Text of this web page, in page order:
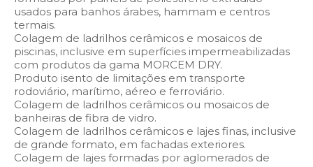
usados para banhos árabes, hammam e centros
termais.
Colagem de ladrilhos cerâmicos e mosaicos de
piscinas, inclusive em superfícies impermeabilizadas
com produtos da gama MORCEM DRY.
Produto isento de limitações em transporte
rodoviário, marítimo, aéreo e ferroviário.
Colagem de ladrilhos cerâmicos ou mosaicos de
banheiras de fibra de vidro.
Colagem de ladrilhos cerâmicos e lajes finas, inclusive
de grande formato, em fachadas exteriores.
Colagem de lajes formadas por aglomerados de